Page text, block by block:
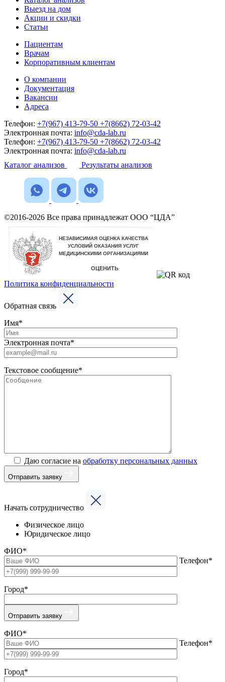
Выезд на дом
Акции и скидки
Статьи
Пациентам
Врачам
Корпоративным клиентам
О компании
Документация
Вакансии
Адреса
Телефон: +7(967) 413-79-50 +7(8662) 72-03-42
Электронная почта: info@cda-lab.ru
Телефон: +7(967) 413-79-50 +7(8662) 72-03-42
Электронная почта: info@cda-lab.ru
Каталог анализов
Результаты анализов
©2016-2026 Все права принадлежат ООО “ЦДА”
Политика конфиденциальности
Обратная связь
Имя*
Электронная почта*
Текстовое сообщение*
Даю согласие на обработку персональных данных
Отправить заявку
Начать сотрудничество
Физическое лицо
Юридическое лицо
ФИО*
Телефон*
Город*
Отправить заявку
ФИО*
Телефон*
Город*